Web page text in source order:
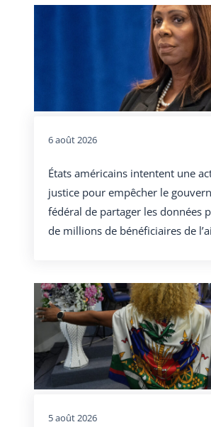
6 août 2026
États américains intentent une
justice pour empêcher le
fédéral de partager les données
de millions de bénéficiaires de
5 août 2026